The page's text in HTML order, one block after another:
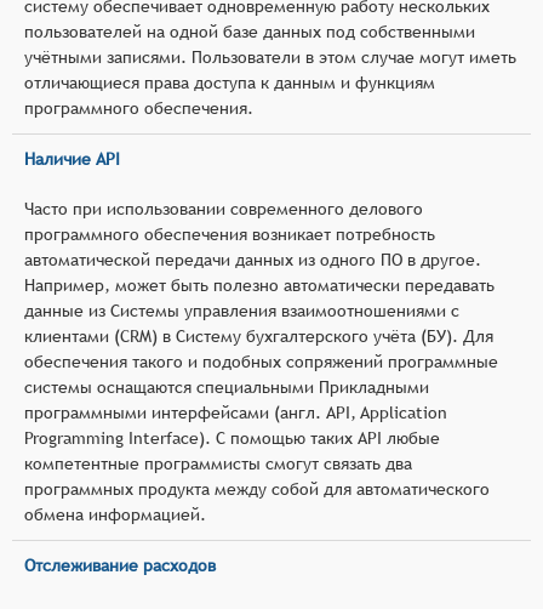
систему обеспечивает одновременную работу нескольких
пользователей на одной базе данных под собственными
учётными записями. Пользователи в этом случае могут иметь
отличающиеся права доступа к данным и функциям
программного обеспечения.
Наличие API
Часто при использовании современного делового
программного обеспечения возникает потребность
автоматической передачи данных из одного ПО в другое.
Например, может быть полезно автоматически передавать
данные из Системы управления взаимоотношениями с
клиентами (CRM) в Систему бухгалтерского учёта (БУ). Для
обеспечения такого и подобных сопряжений программные
системы оснащаются специальными Прикладными
программными интерфейсами (англ. API, Application
Programming Interface). С помощью таких API любые
компетентные программисты смогут связать два
программных продукта между собой для автоматического
обмена информацией.
Отслеживание расходов